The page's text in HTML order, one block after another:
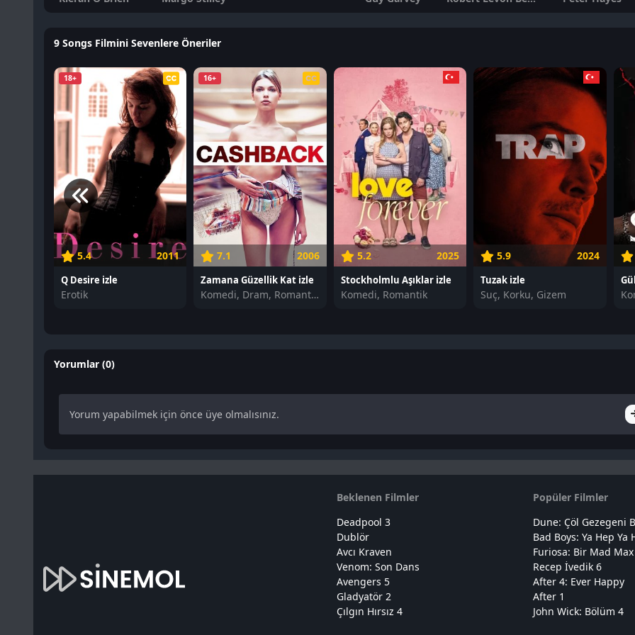
9 Songs Filmini Sevenlere Öneriler
18+
5.4 2011
Q Desire izle
Erotik
16+
7.1 2006
Zamana Güzellik Kat izle
Komedi, Dram, Romantik, Gençlik
5.2 2025
Stockholmlu Aşıklar izle
Komedi, Romantik
5.9 2024
Tuzak izle
Suç, Korku, Gizem
Yorumlar (0)
Yorum yapabilmek için önce üye olmalısınız.
Beklenen Filmler
Deadpool 3
Dublör
Avcı Kraven
Venom: Son Dans
Avengers 5
Gladyatör 2
Çılgın Hırsız 4
Popüler Filmler
Dune: Çöl Gezegeni
Bad Boys: Ya Hep Ya
Furiosa: Bir Mad Max
Recep İvedik 6
After 4: Ever Happy
After 1
John Wick: Bölüm 4